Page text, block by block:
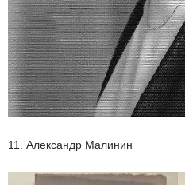
11. Александр Малинин